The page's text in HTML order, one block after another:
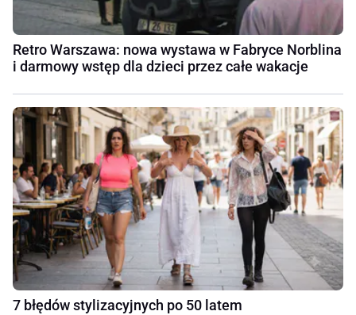
Retro Warszawa: nowa wystawa w Fabryce Norblina
i darmowy wstęp dla dzieci przez całe wakacje
7 błędów stylizacyjnych po 50 latem